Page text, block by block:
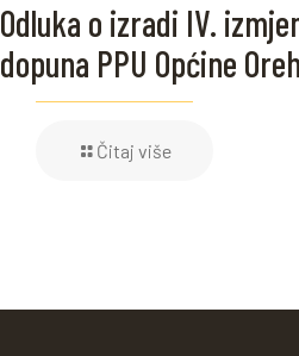
Odluka o izradi IV.
dopuna PPU Općine
Čitaj više